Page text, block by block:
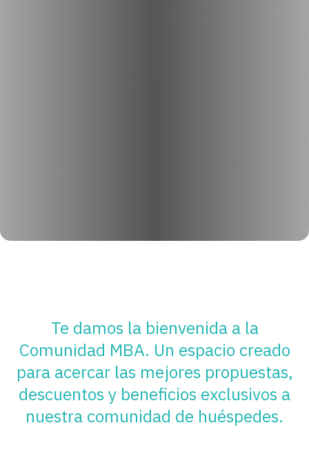
Te damos la bienvenida a la
Comunidad MBA. Un espacio creado
para acercar las mejores propuestas,
descuentos y beneficios exclusivos a
nuestra comunidad de huéspedes.